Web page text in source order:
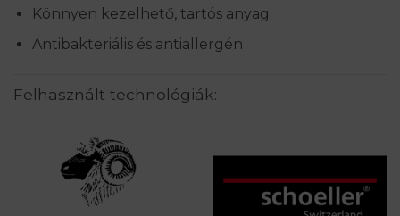
Könnyen kezelhető, tartós anyag
Antibakteriális és antiallergén
Felhasznált technológiák: